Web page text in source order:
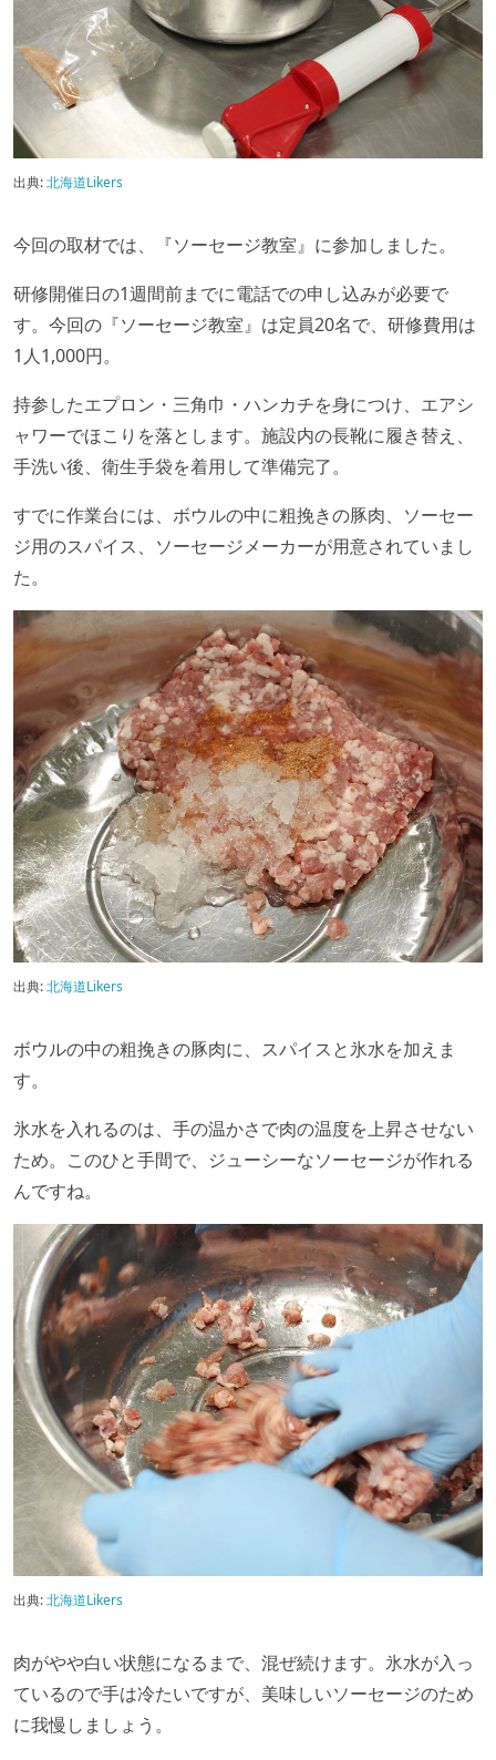
出典:北海道Likers
今回の取材では、『ソーセージ教室』に参加しました。
研修開催日の1週間前までに電話での申し込みが必要で
す。今回の『ソーセージ教室』は定員20名で、研修費用は
1人1,000円。
持参したエプロン・三角巾・ハンカチを身につけ、エアシ
ャワーでほこりを落とします。施設内の長靴に履き替え、
手洗い後、衛生手袋を着用して準備完了。
すでに作業台には、ボウルの中に粗挽きの豚肉、ソーセー
ジ用のスパイス、ソーセージメーカーが用意されていまし
た。
出典:北海道Likers
ボウルの中の粗挽きの豚肉に、スパイスと氷水を加えま
す。
氷水を入れるのは、手の温かさで肉の温度を上昇させない
ため。このひと手間で、ジューシーなソーセージが作れる
んですね。
出典:北海道Likers
肉がやや白い状態になるまで、混ぜ続けます。氷水が入っ
ているので手は冷たいですが、美味しいソーセージのため
に我慢しましょう。